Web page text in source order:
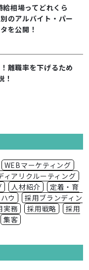
給相場ってどれくら
のアルバイト・パー
を公開！
離職率を下げるため
！
WEBマーケティング
ィアリクルーティング
人材紹介
定着・育
ウ
採用ブランディン
実務 採用戦略
採用
集客